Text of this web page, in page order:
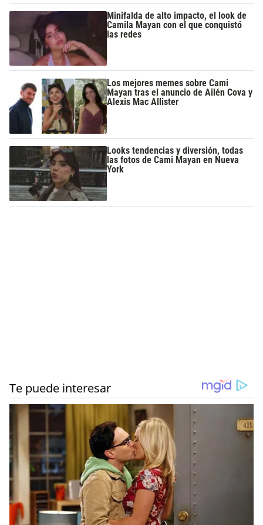
Minifalda de alto impacto, el look de
Camila Mayan con el que conquistó
las redes
Los mejores memes sobre Cami
Mayan tras el anuncio de Ailén Cova y
Alexis Mac Allister
Looks tendencias y diversión, todas
las fotos de Cami Mayan en Nueva
York